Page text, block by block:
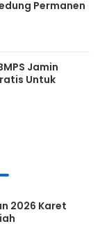
Permanen
Jamin
Untuk
2026 Karet